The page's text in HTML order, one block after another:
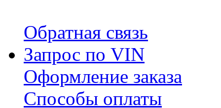
Обратная связь
Запрос по VIN
Оформление заказа
Способы оплаты